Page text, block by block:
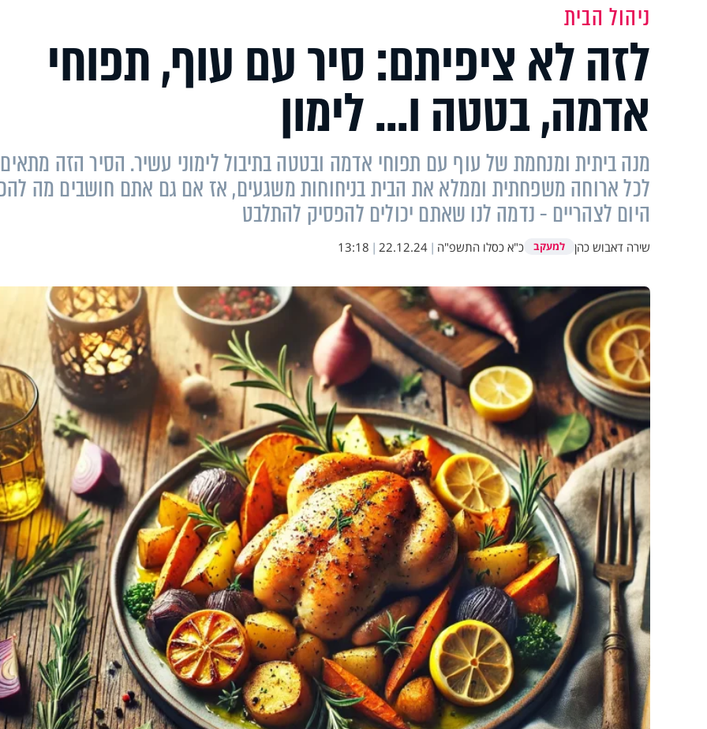
ניהול הבית
לזה לא ציפיתם: סיר עם עוף, תפוחי
אדמה, בטטה ו... לימון
מנה ביתית ומנחמת של עוף עם תפוחי אדמה ובטטה בתיבול לימוני עשיר. הסיר הזה מתאים
לכל ארוחה משפחתית וממלא את הבית בניחוחות משגעים, אז אם גם אתם חושבים מה
היום לצהריים - נדמה לנו שאתם יכולים להפסיק להתלבט
שירה דאבוש כהן למעקב כ"א כסלו התשפ"ה |
22.12.24
|
13:18